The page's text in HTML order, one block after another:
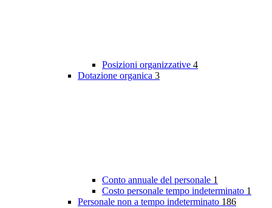
Posizioni organizzative 4
Dotazione organica 3
Conto annuale del personale 1
Costo personale tempo indeterminato 1
Personale non a tempo indeterminato 186